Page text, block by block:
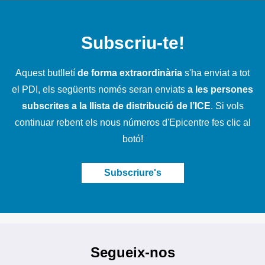
Subscriu-te!
Aquest butlletí de forma extraordinària s'ha enviat a tot
el PDI, els següents només seran enviats a les persones
subscrites a la llista de distribució de l’ICE. Si vols
continuar rebent els nous números d'Epicentre fes clic al
botó!
Subscriure's
Segueix-nos